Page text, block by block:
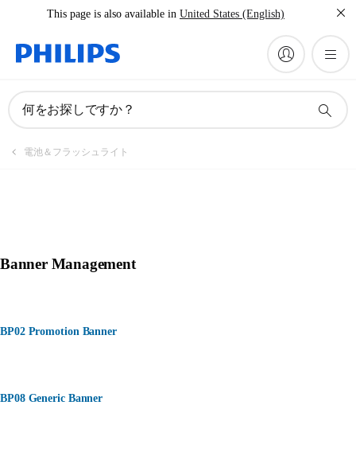
This page is also available in United States (English)
何をお探しですか？
電池＆フラッシュライト
Banner Management
BP02 Promotion Banner
BP08 Generic Banner